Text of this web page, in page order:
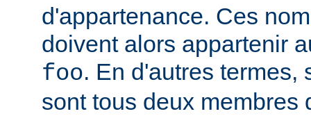
d'appartenance. Ces
doivent alors appartenir
foo. En d'autres termes,
sont tous deux membres